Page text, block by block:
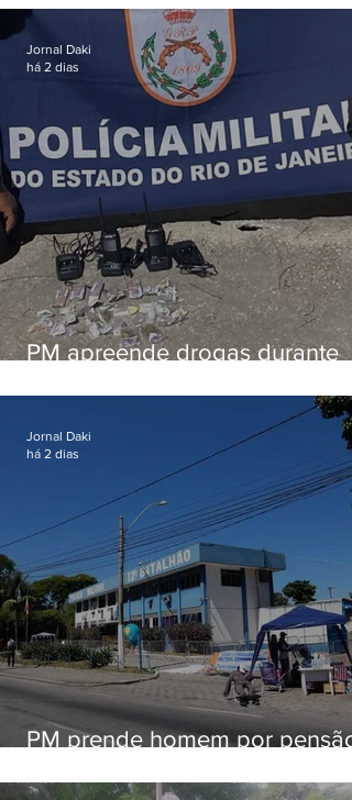
em Vaz Lobo
PM apreende drogas durante
Jornal Daki
há 2 dias
PM prende homem por pensão
Jornal Daki
há 2 dias